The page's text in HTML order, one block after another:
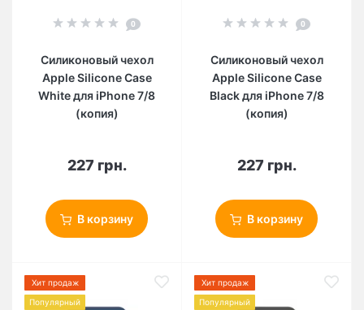
0
Силиконовый чехол
Apple Silicone Case
White для iPhone 7/8
(копия)
227 грн.
В корзину
0
Силиконовый чехол
Apple Silicone Case
Black для iPhone 7/8
(копия)
227 грн.
В корзину
Хит продаж
Популярный
Хит продаж
Популярный